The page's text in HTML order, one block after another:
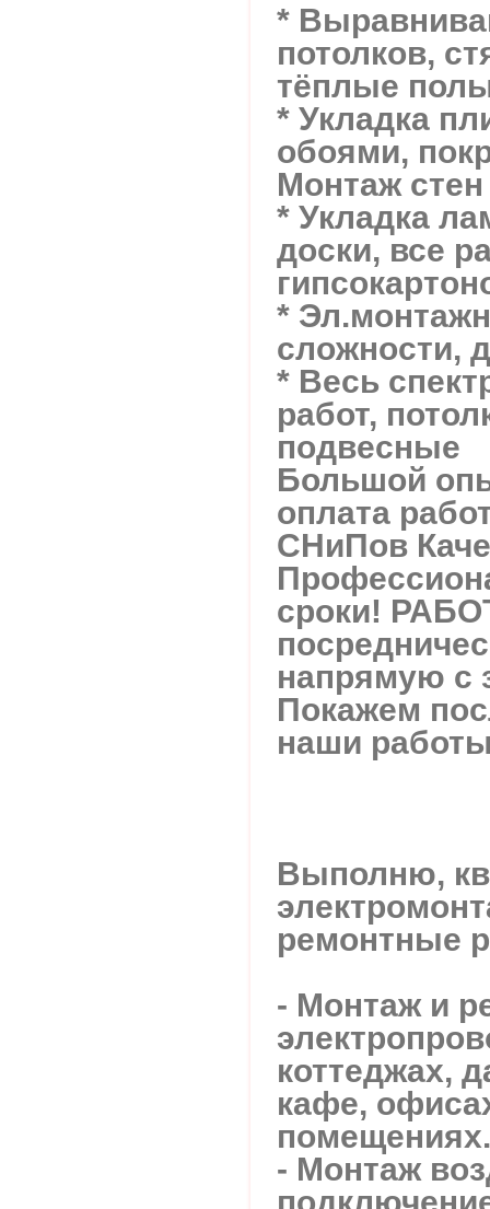
*
потолков,
тёплые
* Укладка
обоями,
Монтаж стен
* Укладка
доски, все
*
сложности,
* Весь
работ,
подвесные
Большой
оплата
СНиПов
сроки!
напрямую с
Покажем
наши
Выполню,
ремонтные
- Монтаж и
коттеджах,
кафе,
помещениях.
- Монтаж